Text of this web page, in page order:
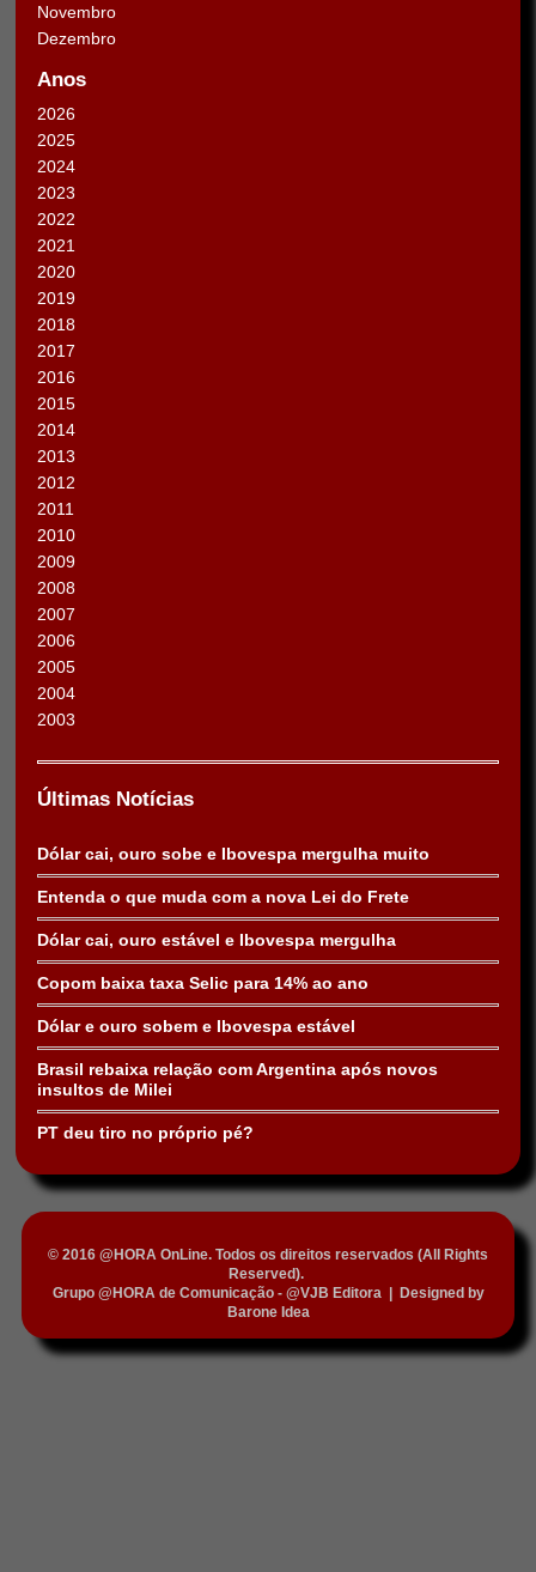
Novembro
Dezembro
Anos
2026
2025
2024
2023
2022
2021
2020
2019
2018
2017
2016
2015
2014
2013
2012
2011
2010
2009
2008
2007
2006
2005
2004
2003
Últimas Notícias
Dólar cai, ouro sobe e Ibovespa mergulha muito
Entenda o que muda com a nova Lei do Frete
Dólar cai, ouro estável e Ibovespa mergulha
Copom baixa taxa Selic para 14% ao ano
Dólar e ouro sobem e Ibovespa estável
Brasil rebaixa relação com Argentina após novos
insultos de Milei
PT deu tiro no próprio pé?
© 2016 @HORA OnLine. Todos os direitos reservados (All Rights
Reserved).
Grupo @HORA de Comunicação - @VJB Editora|
Designed by
Barone Idea